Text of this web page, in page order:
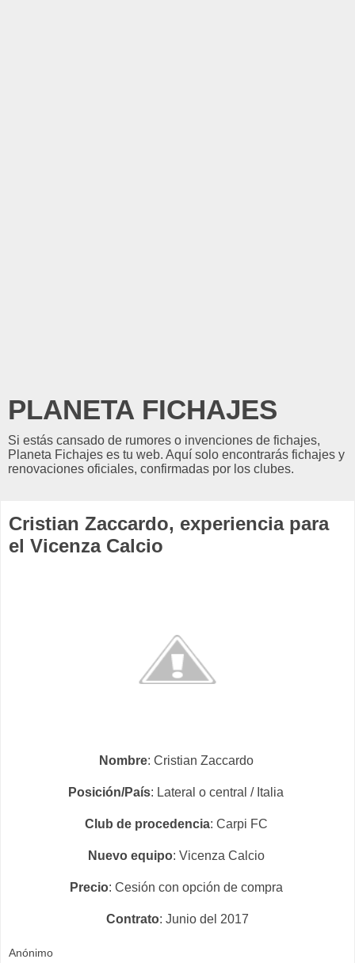
PLANETA FICHAJES
Si estás cansado de rumores o invenciones de fichajes,
Planeta Fichajes es tu web. Aquí solo encontrarás fichajes y
renovaciones oficiales, confirmadas por los clubes.
Cristian Zaccardo, experiencia para
el Vicenza Calcio
Nombre: Cristian Zaccardo
Posición/País: Lateral o central / Italia
Club de procedencia: Carpi FC
Nuevo equipo: Vicenza Calcio
Precio: Cesión con opción de compra
Contrato: Junio del 2017
Anónimo